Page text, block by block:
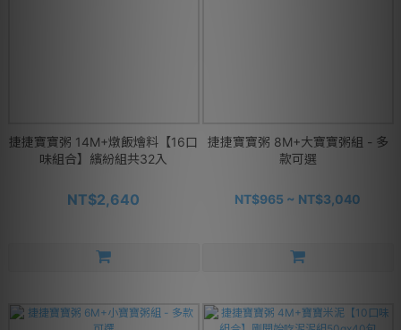
捷捷寶寶粥 14M+燉飯燴料【16口
味組合】繽紛組共32入
NT$2,640
捷捷寶寶粥 8M+大寶寶粥組 - 多
款可選
NT$965 ~ NT$3,040